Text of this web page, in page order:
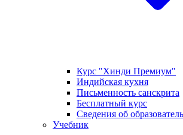
Курс "Хинди Премиум"
Индийская кухня
Письменность санскрита
Бесплатный курс
Сведения об
Учебник